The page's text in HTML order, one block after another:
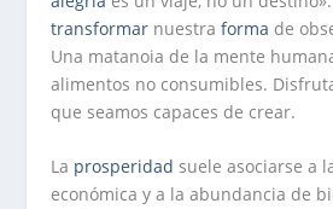
transformar nuestraforma de
Una matanoia de la mente
alimentos no consumibles.
que seamos capaces de crear.
La prosperidad suele asociarse a
económica y a la abundancia de